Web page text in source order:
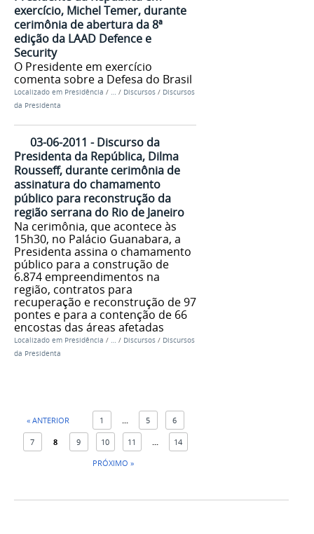
exercício, Michel Temer, durante
cerimônia de abertura da 8ª
edição da LAAD Defence e
Security
O Presidente em exercício
comenta sobre a Defesa do Brasil
Localizado em Presidência / / Discursos / Discursos
da Presidenta
03-06-2011 - Discurso da
Presidenta da República, Dilma
Rousseff, durante cerimônia de
assinatura do chamamento
público para reconstrução da
região serrana do Rio de Janeiro
Na cerimônia, que acontece às
15h30, no Palácio Guanabara, a
Presidenta assina o chamamento
público para a construção de
6.874 empreendimentos na
região, contratos para
recuperação e reconstrução de 97
pontes e para a contenção de 66
encostas das áreas afetadas
Localizado em Presidência / … / Discursos / Discursos
da Presidenta
« ANTERIOR 1 ... 5 6
7 8 9 10 11 ...
14
PRÓXIMO »